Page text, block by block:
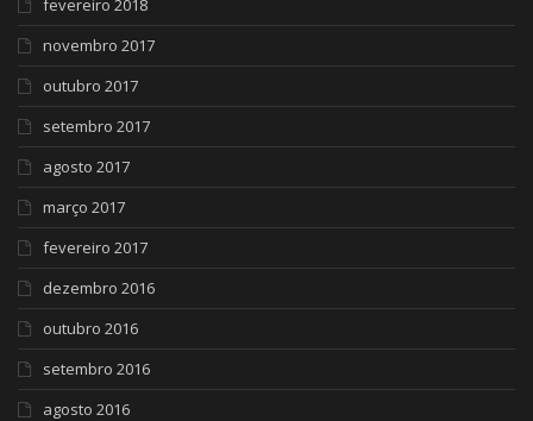
novembro 2017
outubro 2017
setembro 2017
agosto 2017
março 2017
fevereiro 2017
dezembro 2016
outubro 2016
setembro 2016
agosto 2016